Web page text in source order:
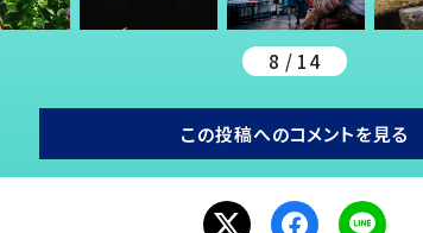
8 / 14
この投稿へのコメントを見る